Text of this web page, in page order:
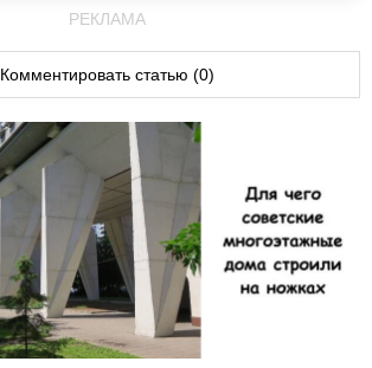
РЕКЛАМА
Комментировать статью (0)